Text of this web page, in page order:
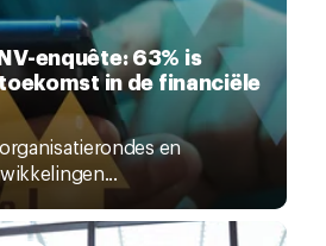
enquête: 63% is
in de financiële
en